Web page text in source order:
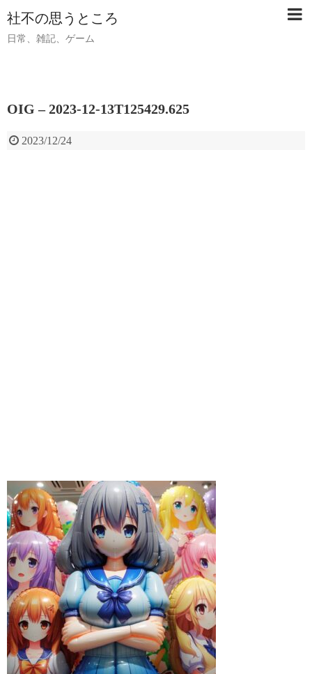
社不の思うところ
日常、雑記、ゲーム
OIG – 2023-12-13T125429.625
2023/12/24